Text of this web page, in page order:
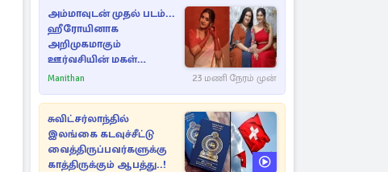
அம்மாவுடன் முதல் படம்...
ஹீரோயினாக
அறிமுகமாகும்
ஊர்வசியின் மகள்
தேஜலட்சுமி!
Manithan 23 மணி நேரம் முன்
சுவிட்சர்லாந்தில்
இலங்கை கடவுச்சீட்டு
வைத்திருப்பவர்களுக்கு
காத்திருக்கும் ஆபத்து..!